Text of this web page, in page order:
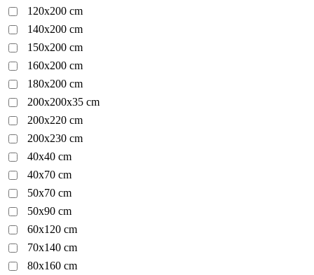
120x200 cm
140x200 cm
150x200 cm
160x200 cm
180x200 cm
200x200x35 cm
200x220 cm
200x230 cm
40x40 cm
40x70 cm
50x70 cm
50x90 cm
60x120 cm
70x140 cm
80x160 cm